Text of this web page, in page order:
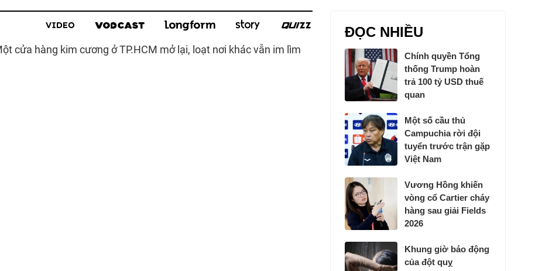
ĐỌC NHIỀU
Chính quyền Tổng
thống Trump hoàn
trả 100 tỷ USD thuế
quan
Một số cầu thủ
Campuchia rời đội
tuyển trước trận gặp
Việt Nam
Vương Hồng khiến
vòng cổ Cartier cháy
hàng sau giải Fields
2026
Khung giờ báo động
của đột quỵ